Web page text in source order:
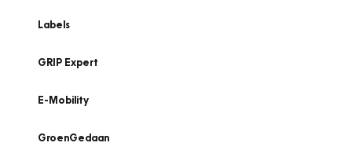
Labels
GRIP Expert
E-Mobility
GroenGedaan